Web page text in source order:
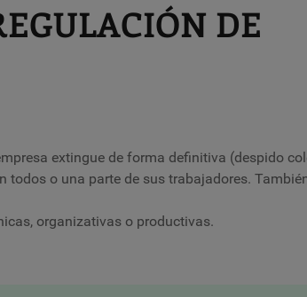
DE
extingue de forma definitiva (despido
o una parte de sus trabajadores.
organizativas o productivas.